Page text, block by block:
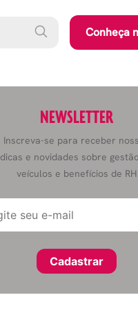
Conheça
NEWSLETTER
Inscreva-se para receber
dicas e novidades sobre
veículos e benefícios de RH